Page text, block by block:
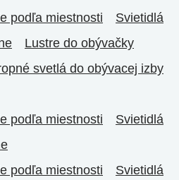
podľa miestnosti
Svietidlá
Lustre do obývačky
svetlá do obývacej izby
podľa miestnosti
Svietidlá
podľa miestnosti
Svietidlá